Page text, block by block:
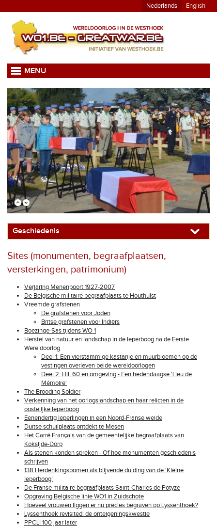
Nederlands English
MENU
Geschiedenis
Sites (monumenten, begraafplaatsen,
versterkingen, patrimonium)
Verjaring Menenpoort 1927-2007
De Belgische militaire begraafplaats te Houthulst
Vreemde grafstenen
De grafstenen voor Joden
Britse grafstenen voor Indiërs
Boezinge-Sas tijdens WO 1
Herstel van natuur en landschap in de Ieperboog na de Eerste
Wereldoorlog
Deel 1: Een vierstammige kastanje en muurbloemen op de
vestingen overleven beide wereldoorlogen
Deel 2: Hill 60 en omgeving - Een hedendaagse 'Lieu de
Mémoire'
The Brooding Soldier
Verkenning van het oorlogslandschap en haar relicten in de
oostelijke Ieperboog
Eenendertig Ieperlingen in een Noord-Franse weide
Duitse schuilplaats ontdekt te Mesen
Het Carré Français van de gemeentelijke begraafplaats van
Koksijde-Dorp
Als stenen konden spreken - Of hoe monumenten geschiedenis
schrijven
138 Herdenkingsbomen als blijvende duiding van de ‘Kleine
Ieperboog’
De Franse militaire begraafplaats Saint-Charles de Potyze
Opgraving Belgische linie WO1 in Zuidschote
Hoeveel vrouwen liggen er nu precies begraven op Lyssenthoek?
Lyssenthoek revisited: de onteigeningskwestie
PPCLI 100 jaar later